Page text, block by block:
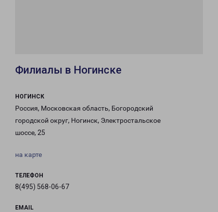
Филиалы в Ногинске
НОГИНСК
Россия, Московская область, Богородский
городской округ, Ногинск, Электростальское
шоссе, 25
на карте
ТЕЛЕФОН
8(495) 568-06-67
EMAIL